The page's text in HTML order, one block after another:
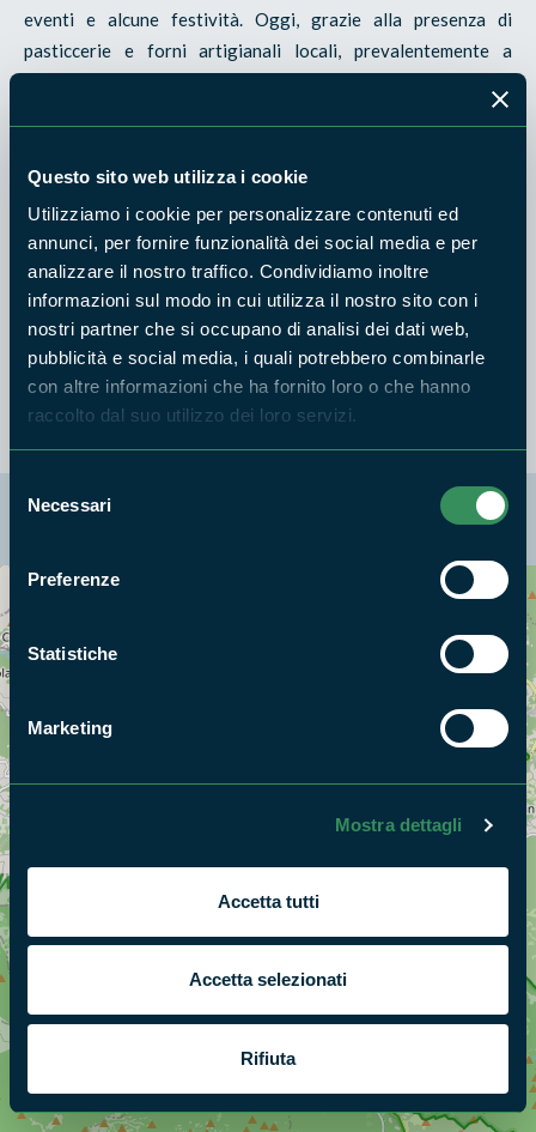
Questo sito web utilizza i cookie
Utilizziamo i cookie per personalizzare contenuti ed
annunci, per fornire funzionalità dei social media e per
analizzare il nostro traffico. Condividiamo inoltre
informazioni sul modo in cui utilizza il nostro sito con i
nostri partner che si occupano di analisi dei dati web,
pubblicità e social media, i quali potrebbero combinarle
con altre informazioni che ha fornito loro o che hanno
raccolto dal suo utilizzo dei loro servizi.
delNecessari
Preferenze
Statistiche
Marketing
Mostra dettagli
Accetta tutti
Accetta selezionati
Rifiuta
eventi e alcune festività. Oggi, grazie alla presenza di
pasticcerie e forni artigianali locali, prevalentemente a
zucchero, strutto, buccia di limone grattugiato, farina, e
soprattutto marmellata di visciole che conferisce al dolce un
sapore leggermente acidulo.
Ricette
Crostata di visciole
La mappa di Parchilazio.it